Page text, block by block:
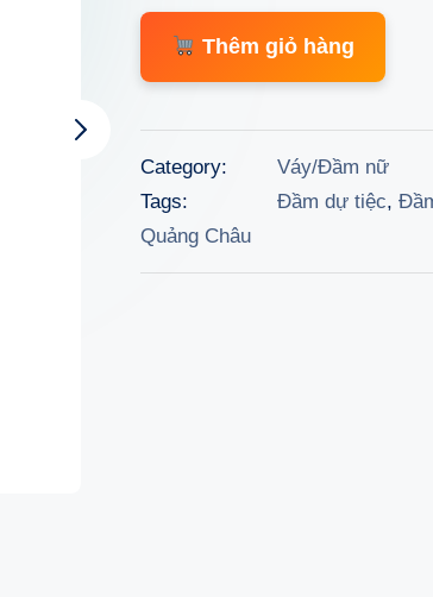
price
was:
950.000 ₫.
Thêm giỏ hàng
Category:
Váy/Đầm nữ
Tags:
Đầm dự tiệc,
Quảng Châu